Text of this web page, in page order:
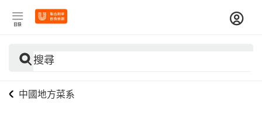
目錄
搜尋
中國地方菜系